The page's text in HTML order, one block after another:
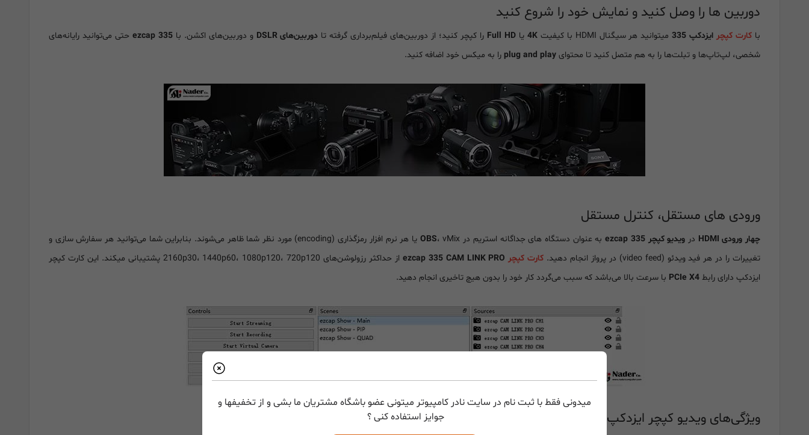
میدونی فقط با ثبت نام در سایت نادر کامپیوتر میتونی عضو باشگاه مشتریان ما بشی و از تخفیفها و
جوایز استفاده کنی ؟
دوربین ها را وصل کنید و نمایش خود را شروع کنید
با کارت کپچرایزدکپ 335 میتوانید هر سیگنال HDMI با کیفیت 4K یاFull HD را کپچر کنید؛ از دوربین‌های فیلم‌برداری گرفته تا دوربین‌های DSLR و دوربین‌های اکشن. باezcap 335 حتی می‌توانید رایانه‌های
شخصی، لپ‌تاپ‌ها و تبلت‌ها را به هم متصل کنید تا محتوای plug and play را به میکس خود اضافه کنید.
ورودی های مستقل، کنترل مستقل
چهار ورودی HDMI در ویدیو کپچر ezcap 335 به عنوان دستگاه های جداگانه استریم در OBS
، vMix یا هر نرم افزار رمزگذاری (encoding) مورد نظر شما ظاهر می‌شوند. بنابراین شما می‌توانید هر سفارش سازی و
تغییرات را در هر فید ویدئو (video feed) در پرواز انجام دهید.
کارت کپچرezcap 335 CAM LINK PRO
از حداکثر رزولوشن‌های 2160p30، 1440p60، 1080p120، 720p120 پشتیبانی میکند. این کارت کپچر
ایزدکپ دارای رابط PCIe X4 با سرعت بالا می‌باشد که سبب می‌گردد کار خود را بدون هیچ تاخیری انجام دهید.
ویژگی‌های ویدیو کپچر ایزدکپ ezcap 335 CAM LINK PRO: